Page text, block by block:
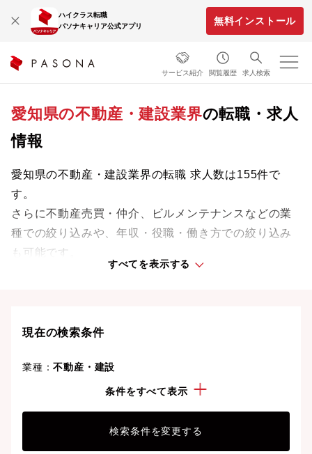
ハイクラス転職
パソナキャリア公式アプリ
無料インストール
サービス紹介 閲覧履歴 求人検索
愛知県の不動産・建設業界の転職・求人
情報
愛知県の不動産・建設業界の転職 求人数は155件で
す。
さらに不動産売買・仲介、ビルメンテナンスなどの業
種での絞り込みや、年収・役職・働き方での絞り込み
も可能です。
愛知県の不動産・建設業界の新着求人としては、株式
業界をリードする企業や革新的なプロジェクトに携わ
すべてを表示する
現在の検索条件
業種：不動産・建設
条件をすべて表示
検索条件を変更する